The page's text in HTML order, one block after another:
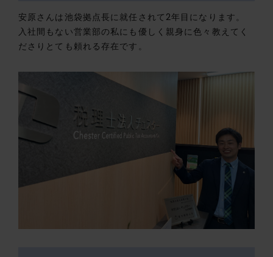
安原さんは池袋拠点長に就任されて2年目になります。
入社間もない営業部の私にも優しく親身に色々教えてく
ださりとても頼れる存在です。